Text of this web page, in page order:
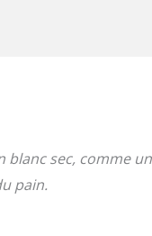
sec, comme
pain.